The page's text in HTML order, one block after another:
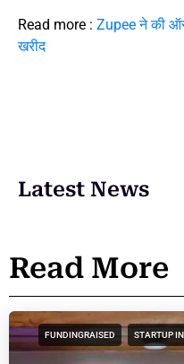
Read more : Zupee ने की
खरीद
Latest News
Read More
FUNDINGRAISED STARTUP